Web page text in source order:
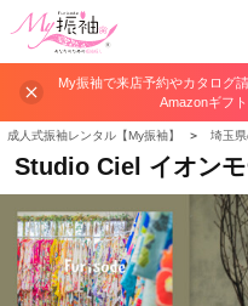
My振袖で来店予約やカタログ
Amazonギフ
成人式振袖レンタル【My振袖】 ＞ 埼玉
Studio Ciel イオン